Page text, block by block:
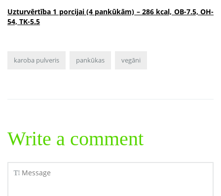
Uzturvērtība 1 porcijai (4 pankūkām) – 286 kcal, OB-7.5, OH-
54, TK-5.5
karoba pulveris pankūkas vegāni
Write a comment